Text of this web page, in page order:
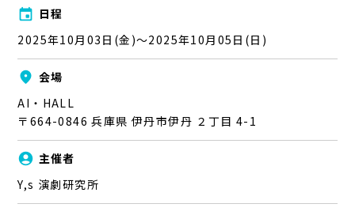
event 日程
2025年10月03日(金)～2025年10月05日(日)
place 会場
AI・HALL
〒664-0846 兵庫県 伊丹市伊丹 ２丁目 4-1
account_circle 主催者
Y,s 演劇研究所